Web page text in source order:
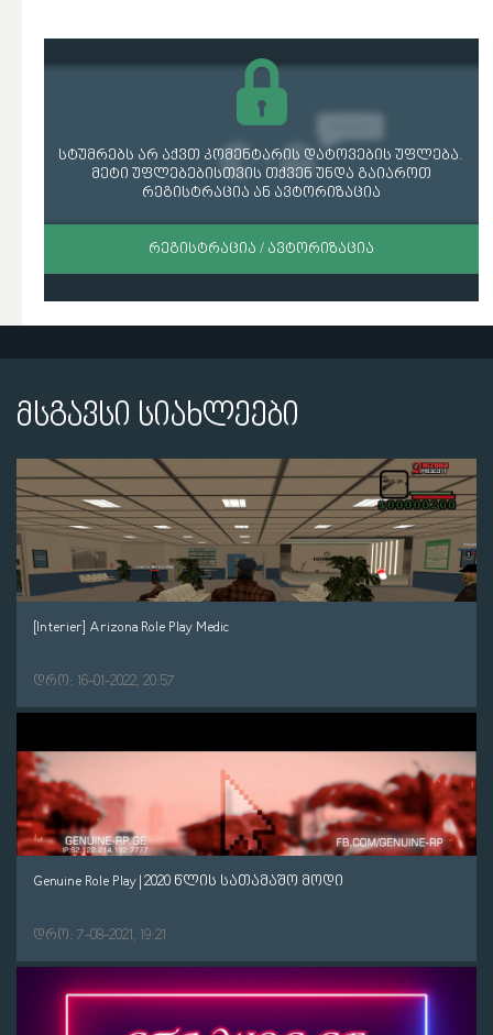
სტუმრებს არ აქვთ კომენტარის დატოვების უფლება.
მეტი უფლებებისთვის თქვენ უნდა გაიაროთ
რეგისტრაცია ან ავტორიზაცია
ᲠᲔᲒᲘᲡᲢᲠᲐᲪᲘᲐ / ᲐᲕᲢᲝᲠᲘᲖᲐᲪᲘᲐ
მსგავსი სიახლეები
[Interier] Arizona Role Play Medic
დრო: 16-01-2022, 20:57
Genuine Role Play | 2020 წლის სათამაშო მოდი
დრო: 7-08-2021, 19:21